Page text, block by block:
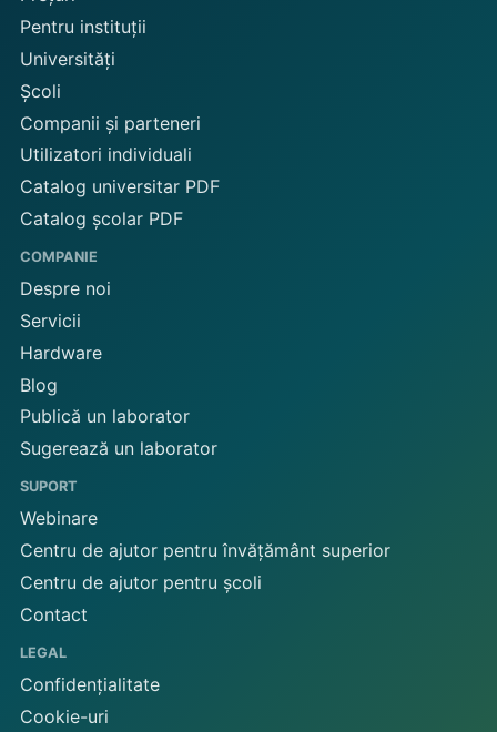
Pentru instituții
Universități
Școli
Companii și parteneri
Utilizatori individuali
Catalog universitar PDF
Catalog școlar PDF
COMPANIE
Despre noi
Servicii
Hardware
Blog
Publică un laborator
Sugerează un laborator
SUPORT
Webinare
Centru de ajutor pentru învățământ superior
Centru de ajutor pentru școli
Contact
LEGAL
Confidențialitate
Cookie-uri